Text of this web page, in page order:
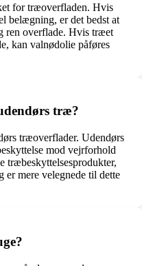
for træoverfladen. Hvis
belægning, er det bedst at
ren overflade. Hvis træet
kan valnødolie påføres
træ?
træoverflader. Udendørs
mod vejrforhold
træbeskyttelsesprodukter,
er mere velegnede til dette